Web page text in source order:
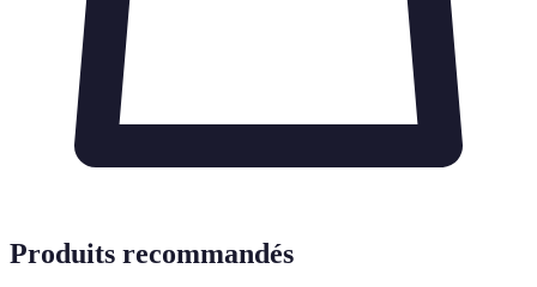
Produits recommandés